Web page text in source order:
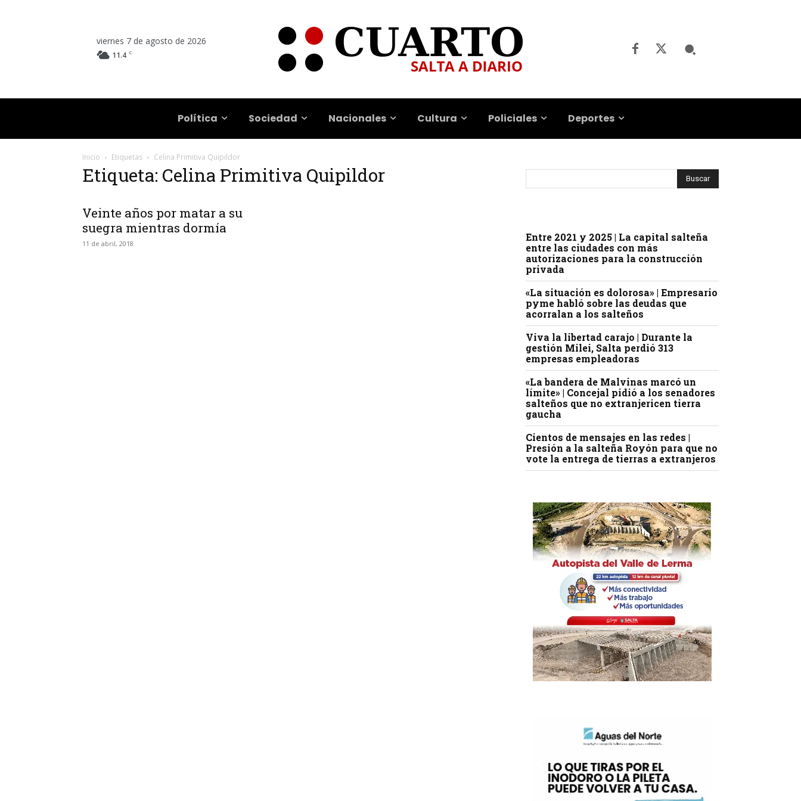
viernes 7 de agosto de 2026
11.4 C
Política Sociedad Nacionales Cultura Policiales Deportes
Inicio Etiquetas Celina Primitiva Quipildor
Etiqueta: Celina Primitiva Quipildor
Veinte años por matar a su
suegra mientras dormía
11 de abril, 2018
Entre 2021 y 2025 | La capital salteña
entre las ciudades con más
autorizaciones para la construcción
privada
«La situación es dolorosa» | Empresario
pyme habló sobre las deudas que
acorralan a los salteños
Viva la libertad carajo | Durante la
gestión Milei, Salta perdió 313
empresas empleadoras
«La bandera de Malvinas marcó un
límite» | Concejal pidió a los senadores
salteños que no extranjericen tierra
gaucha
Cientos de mensajes en las redes |
Presión a la salteña Royón para que no
vote la entrega de tierras a extranjeros